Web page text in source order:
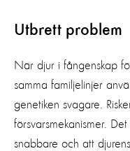
Utbrett problem
När djur i fångenskap
samma familjelinjer
genetiken svagare.
försvarsmekanismer.
snabbare och att